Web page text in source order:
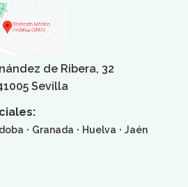
de Ribera, 32
Sevilla
· Granada · Huelva · Jaén